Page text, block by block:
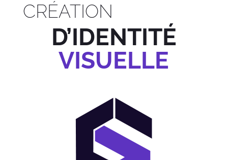
CRÉATION
D’IDENTITÉ
VISUELLE